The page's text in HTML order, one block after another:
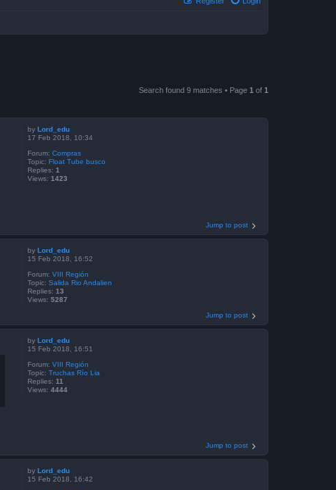
Search found 9 matches • Page 1 of 1
by Lord_edu
17 Feb 2018, 10:34
Forum: Compras
Topic: Float Tube busco
Replies: 1
Views: 1423
Jump to post
by Lord_edu
15 Feb 2018, 16:52
Forum: VIII Región
Topic: Salida Rio Andalien
Replies: 13
Views: 5287
Jump to post
by Lord_edu
15 Feb 2018, 16:51
Forum: VIII Región
Topic: Truchas Río Lia
Replies: 11
Views: 4444
Jump to post
by Lord_edu
15 Feb 2018, 16:42